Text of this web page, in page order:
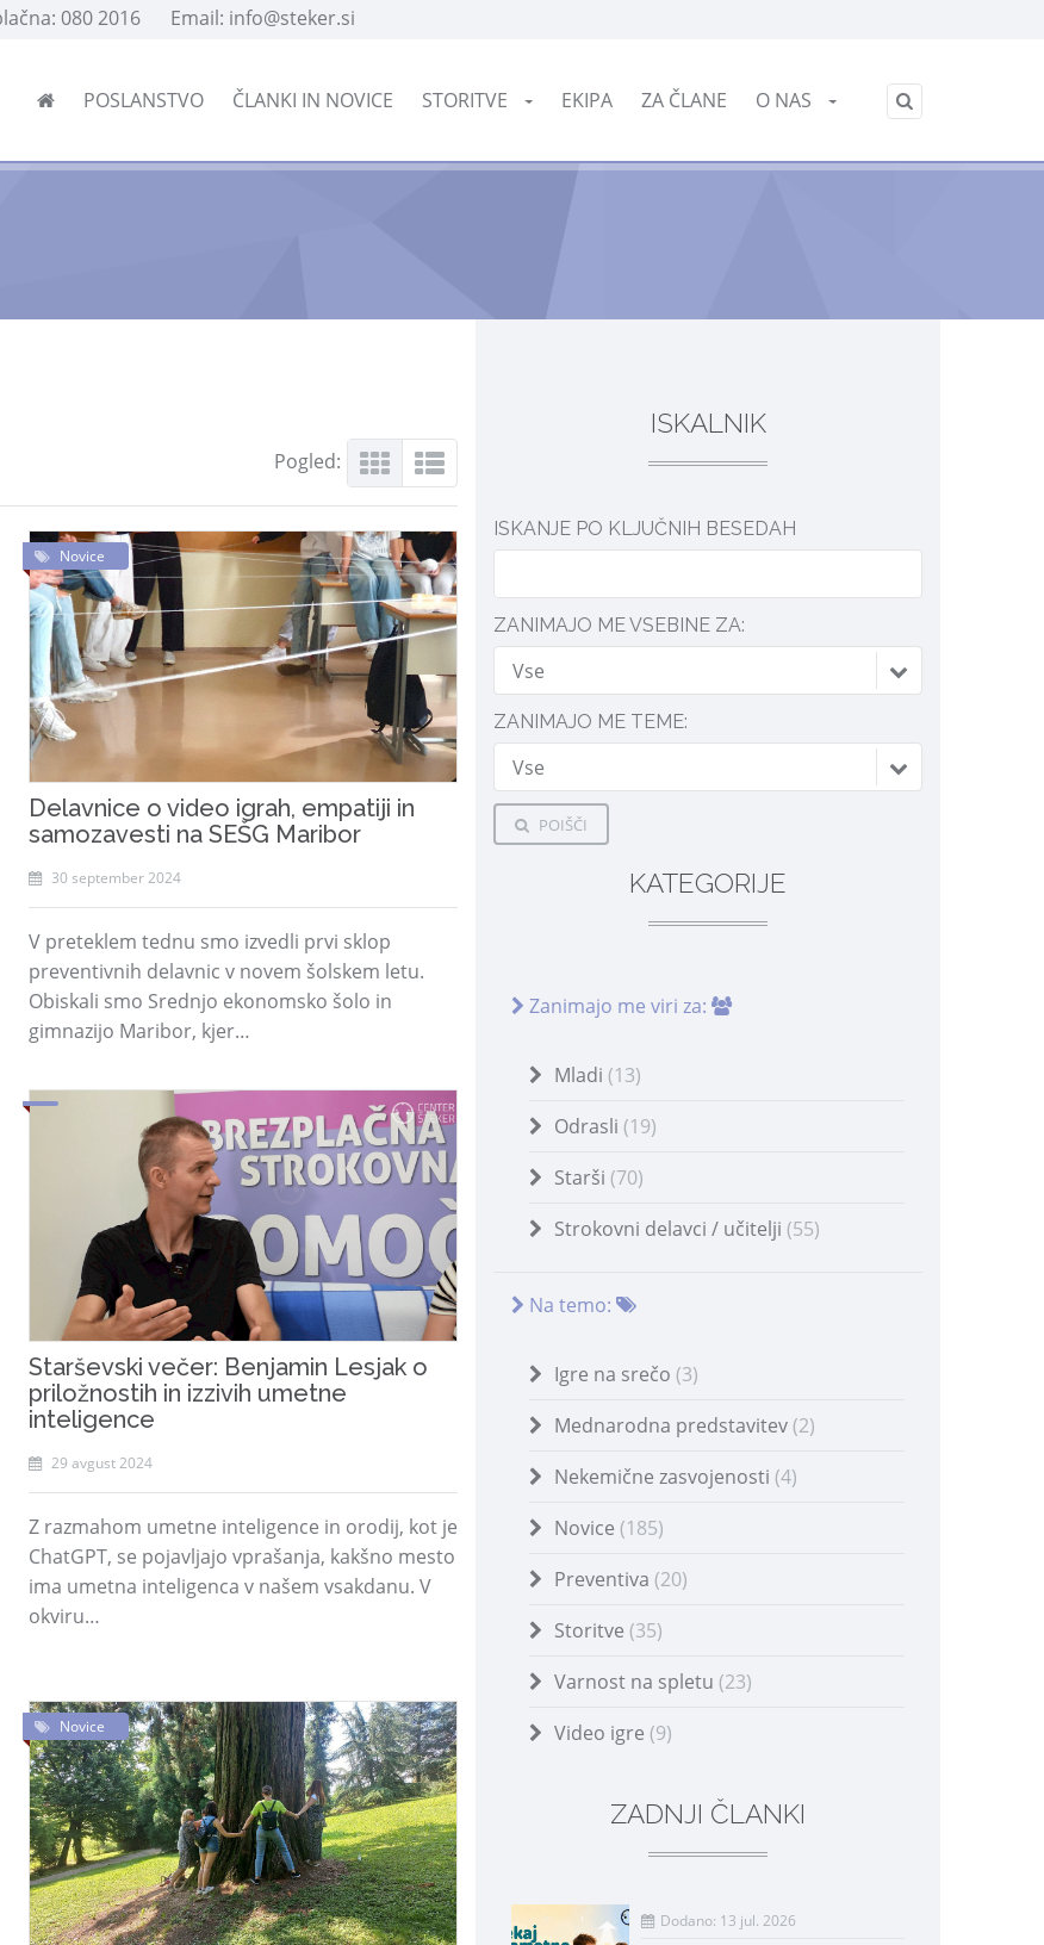
080 2016 Email: info@steker.si
POSLANSTVO ČLANKI IN NOVICE STORITVE EKIPA ZA ČLANE O NAS
Pogled:
Novice
Delavnice o video igrah, empatiji in
samozavesti na SEŠG Maribor
30 september 2024
V preteklem tednu smo izvedli prvi sklop
preventivnih delavnic v novem šolskem letu.
Obiskali smo Srednjo ekonomsko šolo in
gimnazijo Maribor, kjer…
Starševski večer: Benjamin Lesjak o
priložnostih in izzivih umetne
inteligence
29 avgust 2024
Z razmahom umetne inteligence in orodij, kot je
ChatGPT, se pojavljajo vprašanja, kakšno mesto
ima umetna inteligenca v našem vsakdanu. V
okviru…
Novice
ISKALNIK
ISKANJE PO KLJUČNIH BESEDAH
ZANIMAJO ME VSEBINE ZA:
Vse
ZANIMAJO ME TEME:
Vse
POIŠČI
KATEGORIJE
Zanimajo me viri za:
Mladi (13)
Odrasli (19)
Starši (70)
Strokovni delavci / učitelji (55)
Na temo:
Igre na srečo (3)
Mednarodna predstavitev (2)
Nekemične zasvojenosti (4)
Novice (185)
Preventiva (20)
Storitve (35)
Varnost na spletu (23)
Video igre (9)
ZADNJI ČLANKI
Dodano: 13 jul. 2026